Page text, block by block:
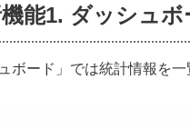
能1. ダッシュボ
ボード」では統計情報を